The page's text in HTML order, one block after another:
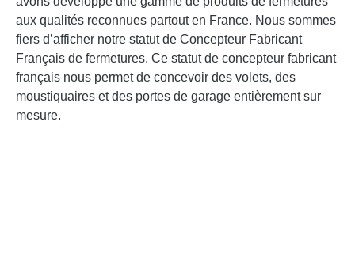
bois et pvc.
aux qualités reconnues partout en France. Nous sommes
fiers d’afficher notre statut de Concepteur Fabricant
Français de fermetures. Ce statut de concepteur fabricant
français nous permet de concevoir des volets, des
moustiquaires et des portes de garage entièrement sur
mesure.